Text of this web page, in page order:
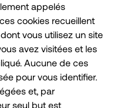
appelés
cookies recueillent
vous utilisez un site
avez visitées et les
Aucune de ces
pour vous identifier.
et, par
seul but est